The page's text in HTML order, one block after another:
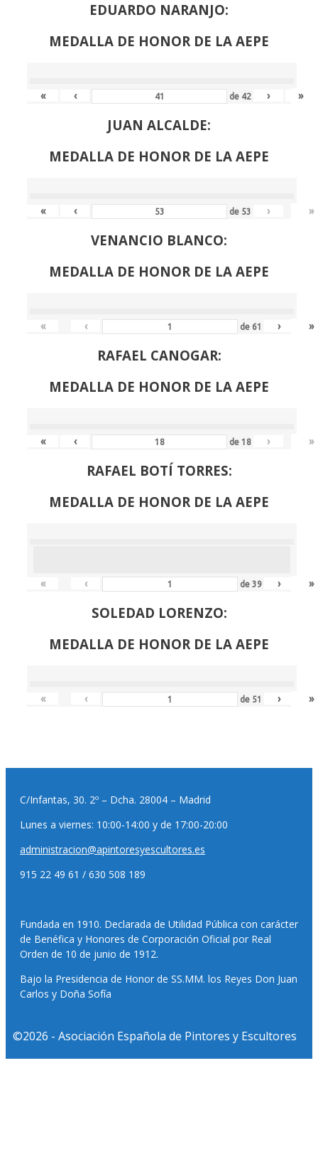
EDUARDO NARANJO:
MEDALLA DE HONOR DE LA AEPE
« ‹ de 42 › »
JUAN ALCALDE:
MEDALLA DE HONOR DE LA AEPE
« ‹ de 53 › »
VENANCIO BLANCO:
MEDALLA DE HONOR DE LA AEPE
« ‹ de 61 › »
RAFAEL CANOGAR:
MEDALLA DE HONOR DE LA AEPE
« ‹ de18 › »
RAFAEL BOTÍ TORRES:
MEDALLA DE HONOR DE LA AEPE
« ‹ de39 › »
SOLEDAD LORENZO:
MEDALLA DE HONOR DE LA AEPE
« ‹ de 51 › »
C/Infantas, 30. 2º – Dcha. 28004 – Madrid
Lunes a viernes: 10:00-14:00 y de 17:00-20:00
administracion@apintoresyescultores.es
915 22 49 61 / 630 508 189
Fundada en 1910. Declarada de Utilidad Pública con carácter
de Benéfica y Honores de Corporación Oficial por Real
Orden de 10 de junio de 1912.
Bajo la Presidencia de Honor de SS.MM. los Reyes Don Juan
Carlos y Doña Sofía
©2026 - Asociación Española de Pintores y Escultores